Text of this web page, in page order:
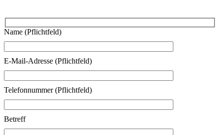
Name (Pflichtfeld)
E-Mail-Adresse (Pflichtfeld)
Telefonnummer (Pflichtfeld)
Betreff